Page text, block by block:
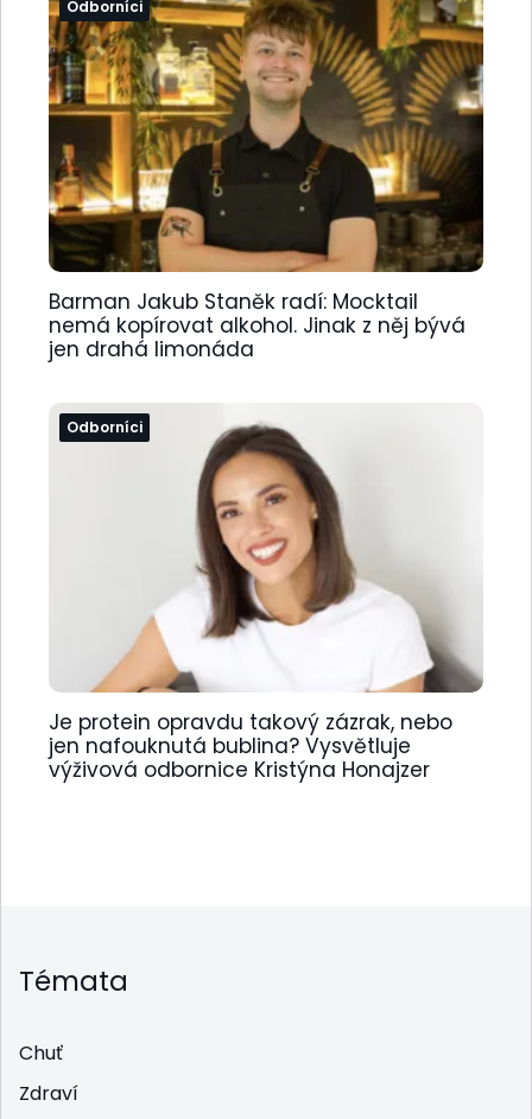
Odborníci
Barman Jakub Staněk radí: Mocktail
nemá kopírovat alkohol. Jinak z něj bývá
jen drahá limonáda
Odborníci
Je protein opravdu takový zázrak, nebo
jen nafouknutá bublina? Vysvětluje
výživová odbornice Kristýna Honajzer
Témata
Chuť
Zdraví